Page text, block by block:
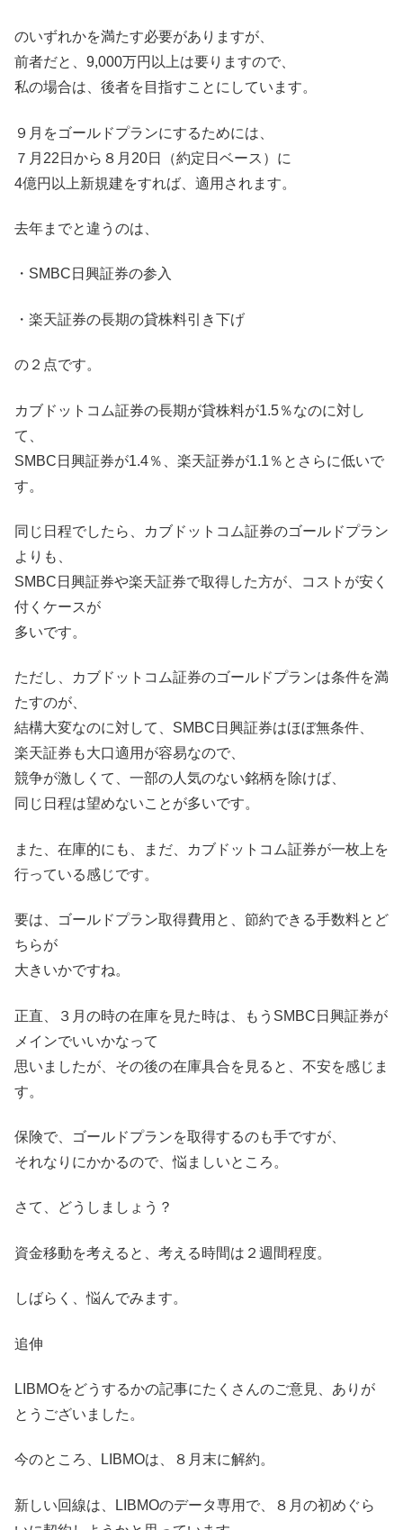
のいずれかを満たす必要がありますが、
前者だと、9,000万円以上は要りますので、
私の場合は、後者を目指すことにしています。
９月をゴールドプランにするためには、
７月22日から８月20日（約定日ベース）に
4億円以上新規建をすれば、適用されます。
去年までと違うのは、
・SMBC日興証券の参入
・楽天証券の長期の貸株料引き下げ
の２点です。
カブドットコム証券の長期が貸株料が1.5％なのに対し
て、
SMBC日興証券が1.4％、楽天証券が1.1％とさらに低いで
す。
同じ日程でしたら、カブドットコム証券のゴールドプラン
よりも、
SMBC日興証券や楽天証券で取得した方が、コストが安く
付くケースが
多いです。
ただし、カブドットコム証券のゴールドプランは条件を満
たすのが、
結構大変なのに対して、SMBC日興証券はほぼ無条件、
楽天証券も大口適用が容易なので、
競争が激しくて、一部の人気のない銘柄を除けば、
同じ日程は望めないことが多いです。
また、在庫的にも、まだ、カブドットコム証券が一枚上を
行っている感じです。
要は、ゴールドプラン取得費用と、節約できる手数料とど
ちらが
大きいかですね。
正直、３月の時の在庫を見た時は、もうSMBC日興証券が
メインでいいかなって
思いましたが、その後の在庫具合を見ると、不安を感じま
す。
保険で、ゴールドプランを取得するのも手ですが、
それなりにかかるので、悩ましいところ。
さて、どうしましょう？
資金移動を考えると、考える時間は２週間程度。
しばらく、悩んでみます。
追伸
LIBMOをどうするかの記事にたくさんのご意見、ありが
とうございました。
今のところ、LIBMOは、８月末に解約。
新しい回線は、LIBMOのデータ専用で、８月の初めぐら